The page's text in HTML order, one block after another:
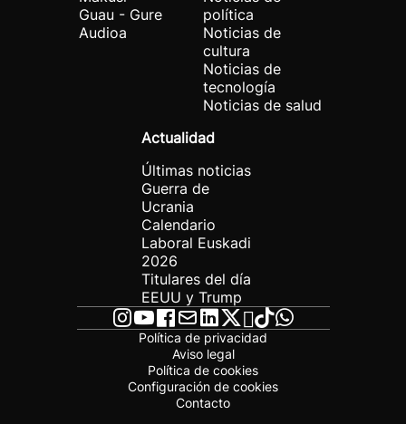
Guau - Gure
Audioa
política
Noticias de
cultura
Noticias de
tecnología
Noticias de salud
Actualidad
Últimas noticias
Guerra de
Ucrania
Calendario
Laboral Euskadi
2026
Titulares del día
EEUU y Trump
Política de privacidad
Aviso legal
Política de cookies
Configuración de cookies
Contacto